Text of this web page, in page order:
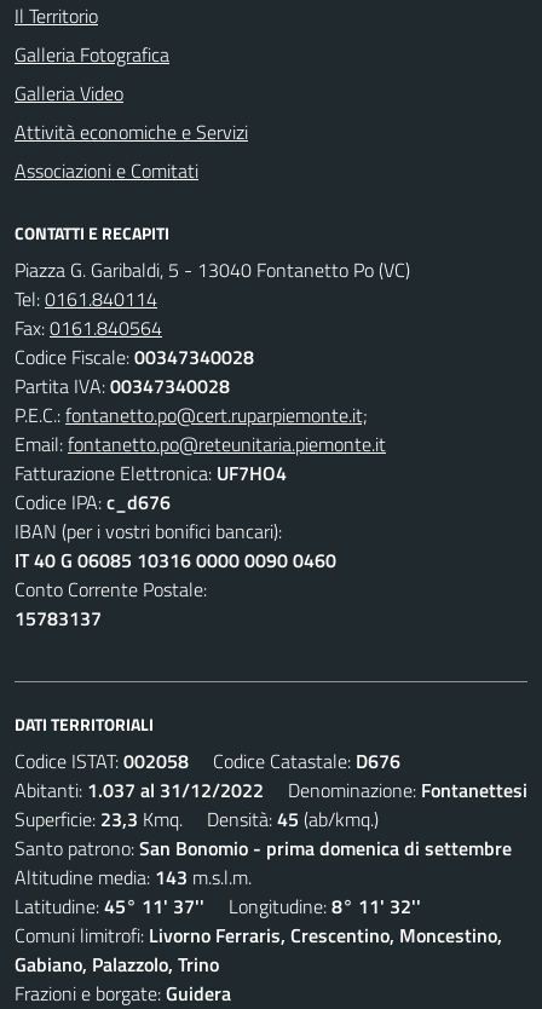
Il Territorio
Galleria Fotografica
Galleria Video
Attività economiche e Servizi
Associazioni e Comitati
CONTATTI E RECAPITI
Piazza G. Garibaldi, 5 - 13040 Fontanetto Po (VC)
Tel:0161.840114
Fax:0161.840564
Codice Fiscale:00347340028
Partita IVA:00347340028
P.E.C.:fontanetto.po@cert.ruparpiemonte.it;
Email:fontanetto.po@reteunitaria.piemonte.it
Fatturazione Elettronica: UF7HO4
Codice IPA:c_d676
IBAN (per i vostri bonifici bancari):
IT 40 G 06085 10316 0000 0090 0460
Conto Corrente Postale:
15783137
DATI TERRITORIALI
Codice ISTAT:002058 Codice Catastale: D676
Abitanti: 1.037 al 31/12/2022 Denominazione: Fontanettesi
Superficie: 23,3 Kmq. Densità:45 (ab/kmq.)
Santo patrono:San Bonomio - prima domenica di settembre
Altitudine media: 143 m.s.l.m.
Latitudine:45° 11' 37'' Longitudine:8° 11' 32''
Comuni limitrofi: Livorno Ferraris, Crescentino, Moncestino,
Gabiano, Palazzolo, Trino
Frazioni e borgate:Guidera